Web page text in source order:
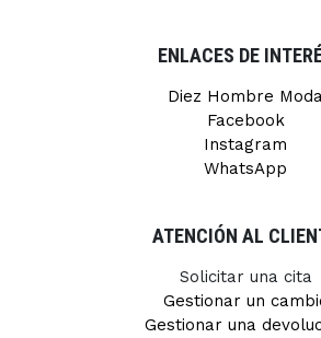
ENLACES DE
Diez Hombre Moda
Facebook
Instagram
WhatsApp
ATENCIÓN AL
Solicitar una cita
Gestionar un
Gestionar una